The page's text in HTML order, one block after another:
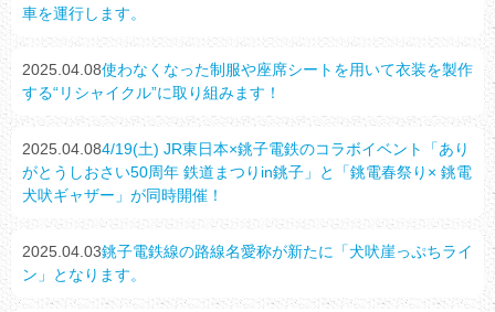
車を運行します。
2025.04.08使わなくなった制服や座席シートを用いて衣装を製作
する“リシャイクル”に取り組みます！
2025.04.084/19(土) JR東日本×銚子電鉄のコラボイベント「あり
がとうしおさい50周年 鉄道まつりin銚子」と「銚電春祭り× 銚電
犬吠ギャザー」が同時開催！
2025.04.03銚子電鉄線の路線名愛称が新たに「犬吠崖っぷちライ
ン」となります。